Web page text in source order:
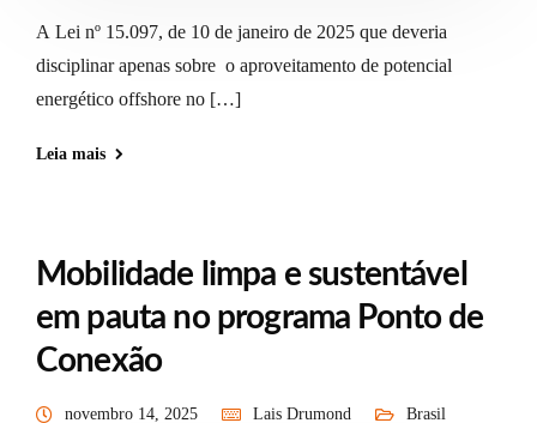
A Lei nº 15.097, de 10 de janeiro de 2025 que deveria
disciplinar apenas sobre o aproveitamento de potencial
energético offshore no […]
Leia mais
Mobilidade limpa e sustentável
em pauta no programa Ponto de
Conexão
novembro 14, 2025 Lais Drumond
Brasil